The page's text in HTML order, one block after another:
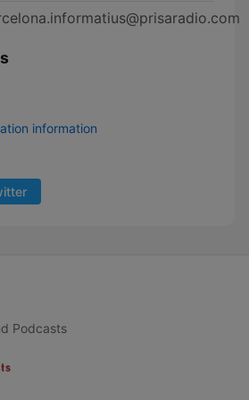
information
Podcasts